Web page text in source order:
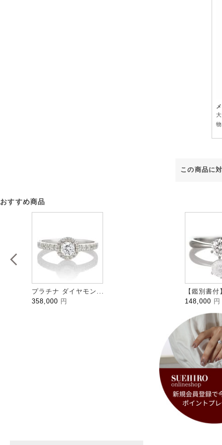
この商品に
おすすめ商品
プラチナ ダイヤモン...
358,000 円
【鑑別書
148,000 円